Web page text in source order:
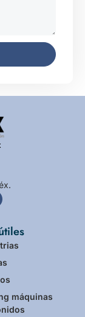
máquinas